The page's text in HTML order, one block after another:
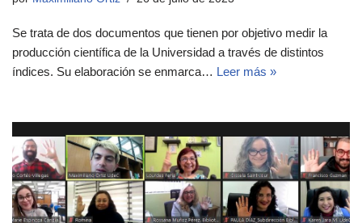
Se trata de dos documentos que tienen por objetivo medir la
producción científica de la Universidad a través de distintos
índices. Su elaboración se enmarca… Leer más »